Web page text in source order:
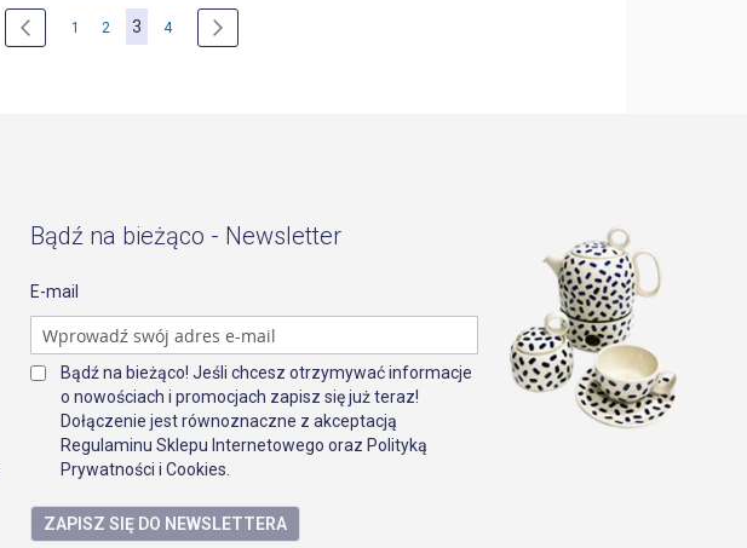
StronaStrona
Poprzednie
Strona
1 Strona
2 Aktualnie czytasz stronę
3 Strona
4
Bądź na bieżąco - Newsletter
E-mail
Bądź na bieżąco! Jeśli chcesz otrzymywać informacje
o nowościach i promocjach zapisz się już teraz!
Dołączenie jest równoznaczne z akceptacją
Regulaminu Sklepu Internetowego oraz Polityką
Prywatności i Cookies.
ZAPISZ SIĘ DO NEWSLETTERA